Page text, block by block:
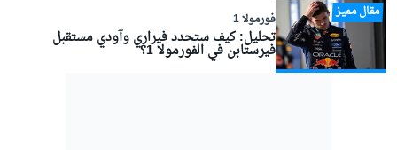
مقال مميز فورمولا 1
تحليل: كيف ستحدد فيراري وآودي مستقبل
فيرستابن في الفورمولا 1؟